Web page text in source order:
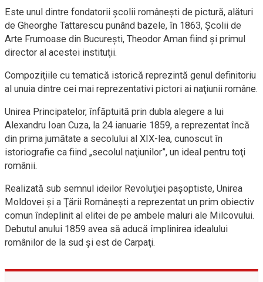
Este unul dintre fondatorii şcolii româneşti de pictură, alături
de Gheorghe Tattarescu punând bazele, în 1863, Şcolii de
Arte Frumoase din Bucureşti, Theodor Aman fiind şi primul
director al acestei instituţii.
Compoziţiile cu tematică istorică reprezintă genul definitoriu
al unuia dintre cei mai reprezentativi pictori ai naţiunii române.
Unirea Principatelor, înfăptuită prin dubla alegere a lui
Alexandru Ioan Cuza, la 24 ianuarie 1859, a reprezentat încă
din prima jumătate a secolului al XIX-lea, cunoscut în
istoriografie ca fiind „secolul naţiunilor”, un ideal pentru toţi
românii.
Realizată sub semnul ideilor Revoluţiei paşoptiste, Unirea
Moldovei şi a Ţării Româneşti a reprezentat un prim obiectiv
comun îndeplinit al elitei de pe ambele maluri ale Milcovului.
Debutul anului 1859 avea să aducă împlinirea idealului
românilor de la sud şi est de Carpaţi.